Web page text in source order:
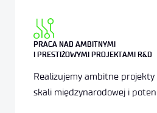
PRACA NAD AMBITNYMI
I PRESTIŻOWYMI PROJEKTAMI R&D
Realizujemy ambitne
skali międzynarodowej i